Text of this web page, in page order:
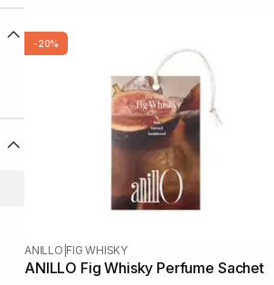
-20%
ANILLO FIG WHISKY
ANILLO Fig Whisky Perfume Sachet